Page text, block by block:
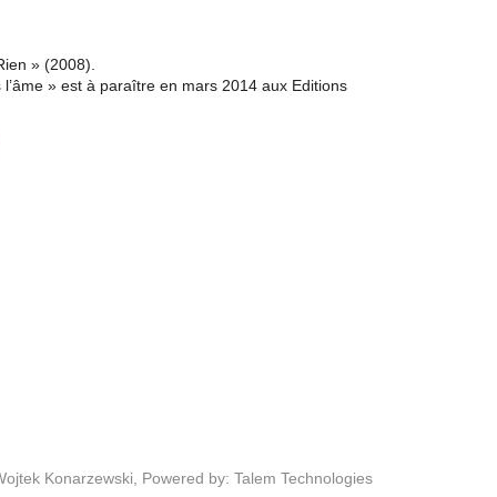
» (2008).
» est à paraître en mars 2014 aux Editions
Konarzewski, Powered by: Talem Technologies